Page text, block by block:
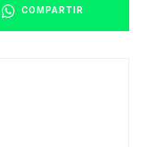
COMPARTIR